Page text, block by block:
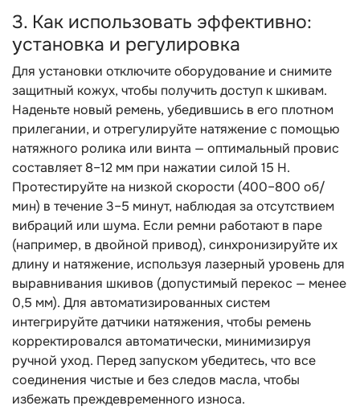
3. Как использовать эффективно:
установка и регулировка
Для установки отключите оборудование и снимите
защитный кожух, чтобы получить доступ к шкивам.
Наденьте новый ремень, убедившись в его плотном
прилегании, и отрегулируйте натяжение с помощью
натяжного ролика или винта — оптимальный провис
составляет 8–12 мм при нажатии силой 15 Н.
Протестируйте на низкой скорости (400–800 об/
мин) в течение 3–5 минут, наблюдая за отсутствием
вибраций или шума. Если ремни работают в паре
(например, в двойной привод), синхронизируйте их
длину и натяжение, используя лазерный уровень для
выравнивания шкивов (допустимый перекос — менее
0,5 мм). Для автоматизированных систем
интегрируйте датчики натяжения, чтобы ремень
корректировался автоматически, минимизируя
ручной уход. Перед запуском убедитесь, что все
соединения чистые и без следов масла, чтобы
избежать преждевременного износа.